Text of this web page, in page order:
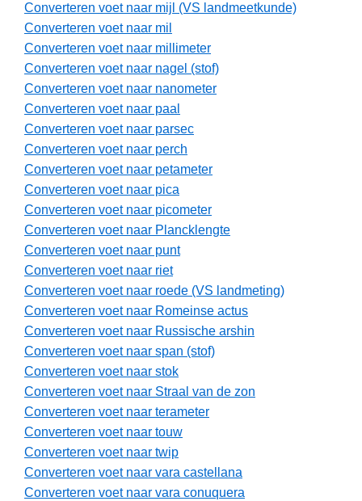
Converteren voet naar mijl (VS landmeetkunde)
Converteren voet naar mil
Converteren voet naar millimeter
Converteren voet naar nagel (stof)
Converteren voet naar nanometer
Converteren voet naar paal
Converteren voet naar parsec
Converteren voet naar perch
Converteren voet naar petameter
Converteren voet naar pica
Converteren voet naar picometer
Converteren voet naar Plancklengte
Converteren voet naar punt
Converteren voet naar riet
Converteren voet naar roede (VS landmeting)
Converteren voet naar Romeinse actus
Converteren voet naar Russische arshin
Converteren voet naar span (stof)
Converteren voet naar stok
Converteren voet naar Straal van de zon
Converteren voet naar terameter
Converteren voet naar touw
Converteren voet naar twip
Converteren voet naar vara castellana
Converteren voet naar vara conuquera